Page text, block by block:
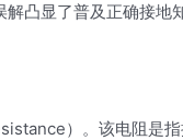
凸显了普及正确接地
）。该电阻是